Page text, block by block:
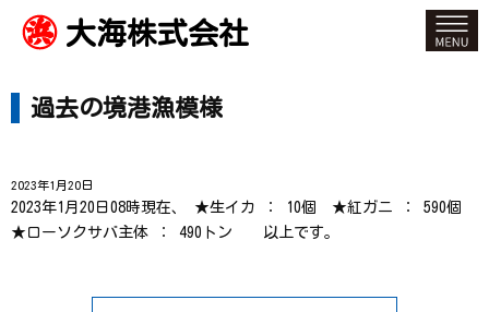
大海株式会社
過去の境港漁模様
2023年1月20日
2023年1月20日08時現在、 ★生イカ ： 10個 ★紅ガニ ： 590個
★ローソクサバ主体 ： 490トン 以上です。